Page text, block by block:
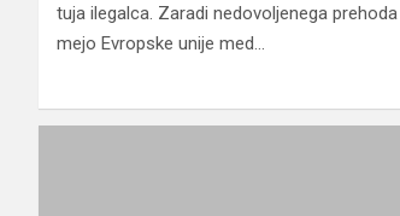
tuja ilegalca. Zaradi nedovoljenega
mejo Evropske unije med…